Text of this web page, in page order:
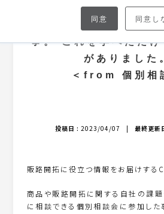
同意 同意し
CANVASブ
『ネット通販は特別感
事。 これを学べただ
がありました
＜from 個別相
投稿日 : 2023/04/07 | 最終更新
販路開拓に役立つ情報をお届けする
商品や販路開拓に関する自社の課題
に相談できる個別相談会に参加した